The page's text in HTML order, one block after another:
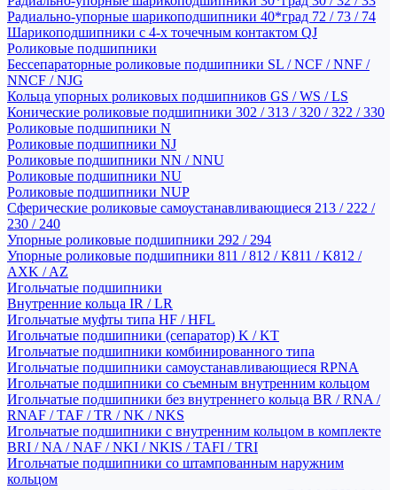
Радиально-упорные шарикоподшипники 40*град 72 / 73 / 74
Шарикоподшипники с 4-х точечным контактом QJ
Роликовые подшипники
Бессепараторные роликовые подшипники SL / NCF / NNF /
NNCF / NJG
Кольца упорных роликовых подшипников GS / WS / LS
Конические роликовые подшипники 302 / 313 / 320 / 322 / 330
Роликовые подшипники N
Роликовые подшипники NJ
Роликовые подшипники NN / NNU
Роликовые подшипники NU
Роликовые подшипники NUP
Сферические роликовые самоустанавливающиеся 213 / 222 /
230 / 240
Упорные роликовые подшипники 292 / 294
Упорные роликовые подшипники 811 / 812 / K811 / K812 /
AXK / AZ
Игольчатые подшипники
Внутренние кольца IR / LR
Игольчатые муфты типа HF / HFL
Игольчатые подшипники (сепаратор) K / KT
Игольчатые подшипники комбинированного типа
Игольчатые подшипники самоустанавливающиеся RPNA
Игольчатые подшипники со съемным внутренним кольцом
Игольчатые подшипники без внутреннего кольца BR / RNA /
RNAF / TAF / TR / NK / NKS
Игольчатые подшипники с внутренним кольцом в комплекте
BRI / NA / NAF / NKI / NKIS / TAFI / TRI
Игольчатые подшипники со штампованным наружним
кольцом